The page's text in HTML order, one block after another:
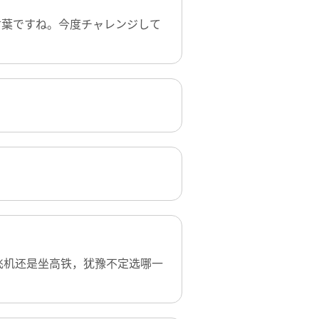
ですね。今度チャレンジして
还是坐高铁，犹豫不定选哪一